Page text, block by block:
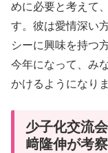
めに必要と考えて
す。彼は愛情深い
シーに興味を持つ
今年になって、み
かけるようになり
少子化交流
﨑隆伸が考